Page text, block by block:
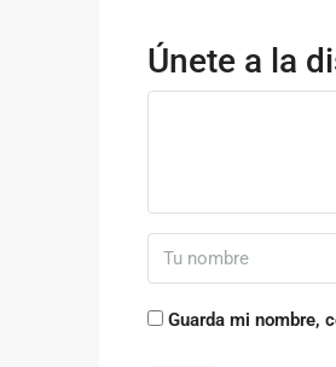
Únete a la
Guarda mi nombre,